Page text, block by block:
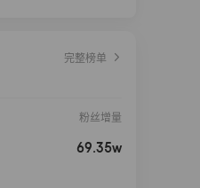
完整榜单
粉丝增量
69.35w